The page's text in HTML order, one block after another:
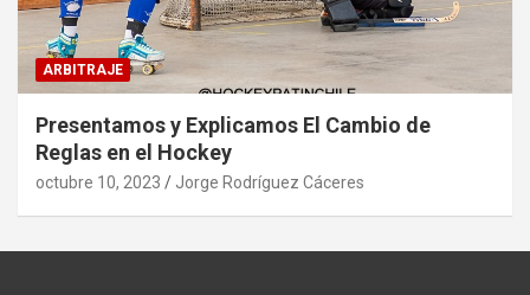
ARBITRAJE
Presentamos y Explicamos El Cambio de
Reglas en el Hockey
octubre 10, 2023 Jorge Rodríguez Cáceres